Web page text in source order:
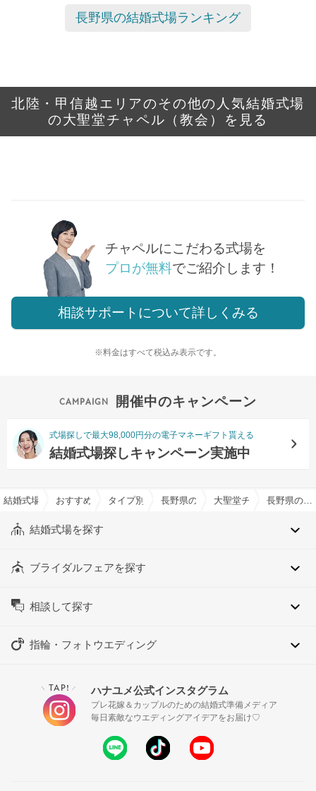
長野県の結婚式場ランキング
北陸・甲信越エリアのその他の人気結婚式場
の大聖堂チャペル（教会）を見る
チャペルにこだわる式場を
プロが無料でご紹介します！
相談サポートについて詳しくみる
※料金はすべて税込み表示です。
開催中のキャンペーン
式場探しで最大98,000円分の電子マネーギフト貰える
結婚式場探しキャンペーン実施中
結婚式場を探すならハナユメ
おすすめの結婚式場特集一覧
タイプ別チャペル特集長野県のタイプ別チャペル特集
大聖堂チャペル特集
結婚式場を探す
ブライダルフェアを探す
相談して探す
指輪・フォトウエディング
＼ TAP! ／ ハナユメ公式インスタグラム
プレ花嫁＆カップルのための結婚式準備メディア
毎日素敵なウエディングアイデアをお届け♡